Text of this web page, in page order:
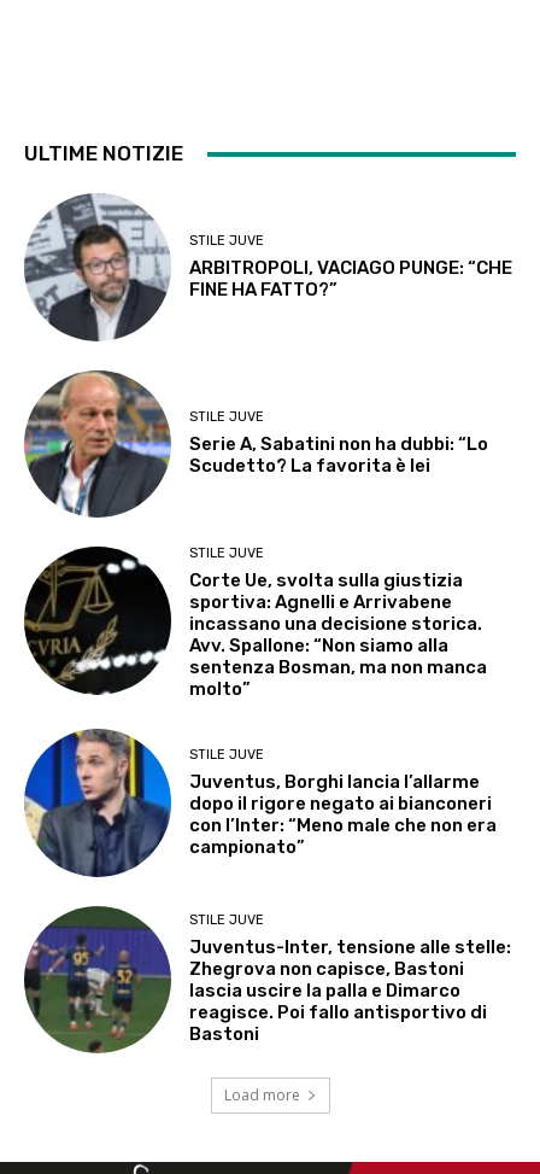
ULTIME NOTIZIE
STILE JUVE
ARBITROPOLI, VACIAGO PUNGE: “CHE
FINE HA FATTO?”
STILE JUVE
Serie A, Sabatini non ha dubbi: “Lo
Scudetto? La favorita è lei
STILE JUVE
Corte Ue, svolta sulla giustizia
sportiva: Agnelli e Arrivabene
incassano una decisione storica.
Avv. Spallone: “Non siamo alla
sentenza Bosman, ma non manca
molto”
STILE JUVE
Juventus, Borghi lancia l’allarme
dopo il rigore negato ai bianconeri
con l’Inter: “Meno male che non era
campionato”
STILE JUVE
Juventus-Inter, tensione alle stelle:
Zhegrova non capisce, Bastoni
lascia uscire la palla e Dimarco
reagisce. Poi fallo antisportivo di
Bastoni
Load more